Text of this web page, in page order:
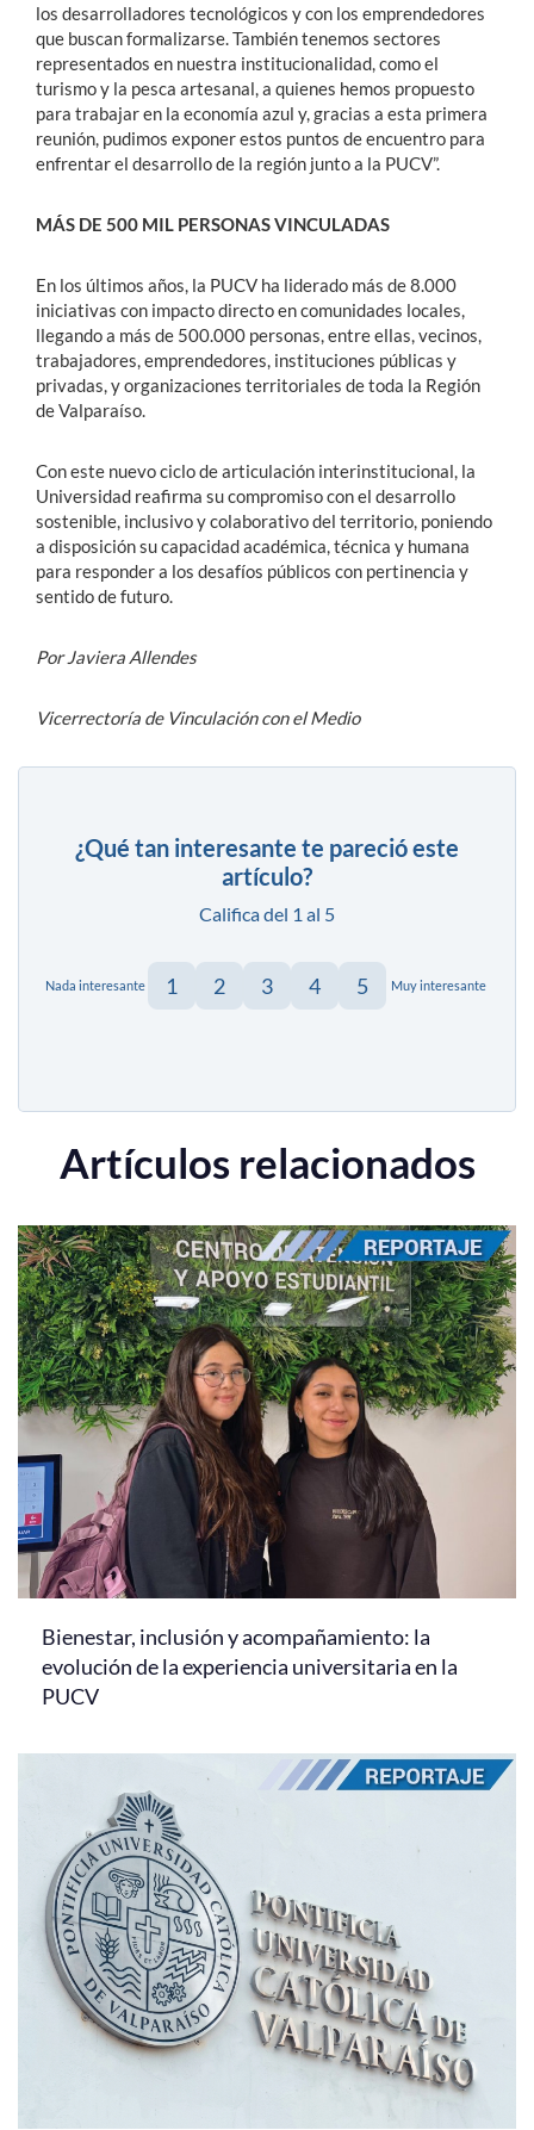
los desarrolladores tecnológicos y con los emprendedores
que buscan formalizarse. También tenemos sectores
representados en nuestra institucionalidad, como el
turismo y la pesca artesanal, a quienes hemos propuesto
para trabajar en la economía azul y, gracias a esta primera
reunión, pudimos exponer estos puntos de encuentro para
enfrentar el desarrollo de la región junto a la PUCV”.
MÁS DE 500 MIL PERSONAS VINCULADAS
En los últimos años, la PUCV ha liderado más de 8.000
iniciativas con impacto directo en comunidades locales,
llegando a más de 500.000 personas, entre ellas, vecinos,
trabajadores, emprendedores, instituciones públicas y
privadas, y organizaciones territoriales de toda la Región
de Valparaíso.
Con este nuevo ciclo de articulación interinstitucional, la
Universidad reafirma su compromiso con el desarrollo
sostenible, inclusivo y colaborativo del territorio, poniendo
a disposición su capacidad académica, técnica y humana
para responder a los desafíos públicos con pertinencia y
sentido de futuro.
Por Javiera Allendes
Vicerrectoría de Vinculación con el Medio
¿Qué tan interesante te pareció este
artículo?
Califica del 1 al 5
Nada interesante 1 2 3 4 5 Muy interesante
Artículos relacionados
Bienestar, inclusión y acompañamiento: la
evolución de la experiencia universitaria en la
PUCV